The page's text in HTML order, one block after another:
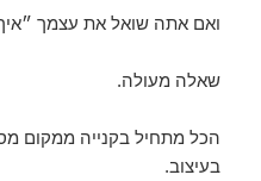
ואם אתה שואל את עצמך ״איך
שאלה מעולה.
הכל מתחיל בקנייה ממקום
בעיצוב.